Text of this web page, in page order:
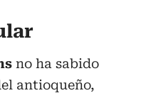
no ha sabido
antioqueño,